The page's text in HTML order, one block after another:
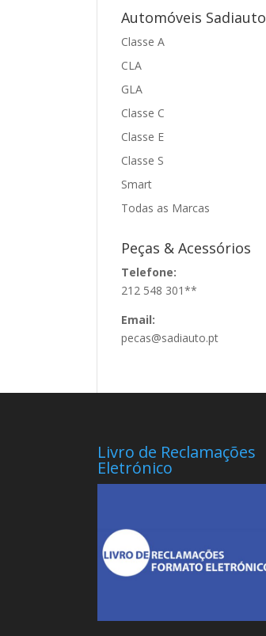
Automóveis Sadiauto
Classe A
CLA
GLA
Classe C
Classe E
Classe S
Smart
Todas as Marcas
Peças & Acessórios
Telefone:
212 548 301**
Email:
pecas@sadiauto.pt
Livro de Reclamações
Eletrónico